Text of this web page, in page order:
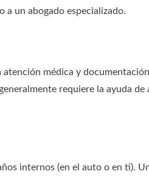
a un abogado especializado.
médica y
requiere la ayuda de
internos (en el auto o en ti).